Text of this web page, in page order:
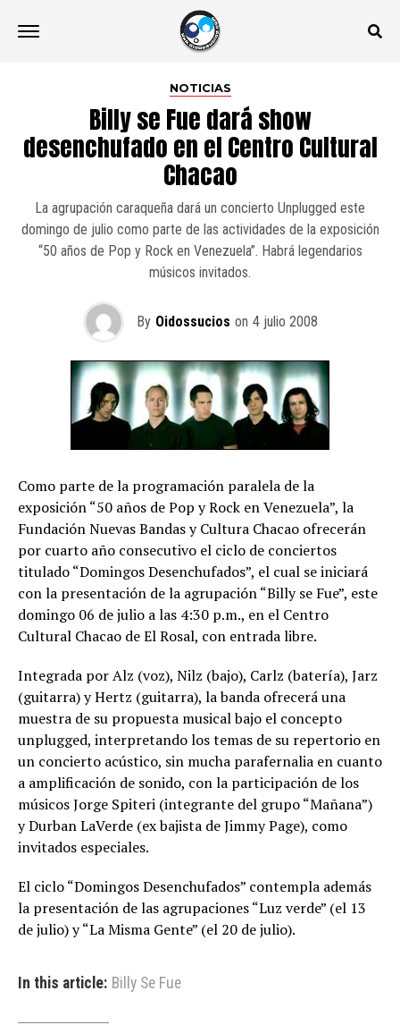
NOTICIAS
Billy se Fue dará show
desenchufado en el Centro Cultural
Chacao
La agrupación caraqueña dará un concierto Unplugged este
domingo de julio como parte de las actividades de la exposición
“50 años de Pop y Rock en Venezuela”. Habrá legendarios
músicos invitados.
By Oidossucios on 4 julio 2008
Como parte de la programación paralela de la
exposición “50 años de Pop y Rock en Venezuela”, la
Fundación Nuevas Bandas y Cultura Chacao ofrecerán
por cuarto año consecutivo el ciclo de conciertos
titulado “Domingos Desenchufados”, el cual se iniciará
con la presentación de la agrupación “Billy se Fue”, este
domingo 06 de julio a las 4:30 p.m., en el Centro
Cultural Chacao de El Rosal, con entrada libre.
Integrada por Alz (voz), Nilz (bajo), Carlz (batería), Jarz
(guitarra) y Hertz (guitarra), la banda ofrecerá una
muestra de su propuesta musical bajo el concepto
unplugged, interpretando los temas de su repertorio en
un concierto acústico, sin mucha parafernalia en cuanto
a amplificación de sonido, con la participación de los
músicos Jorge Spiteri (integrante del grupo “Mañana”)
y Durban LaVerde (ex bajista de Jimmy Page), como
invitados especiales.
El ciclo “Domingos Desenchufados” contempla además
la presentación de las agrupaciones “Luz verde” (el 13
de julio) y “La Misma Gente” (el 20 de julio).
In this article: Billy Se Fue